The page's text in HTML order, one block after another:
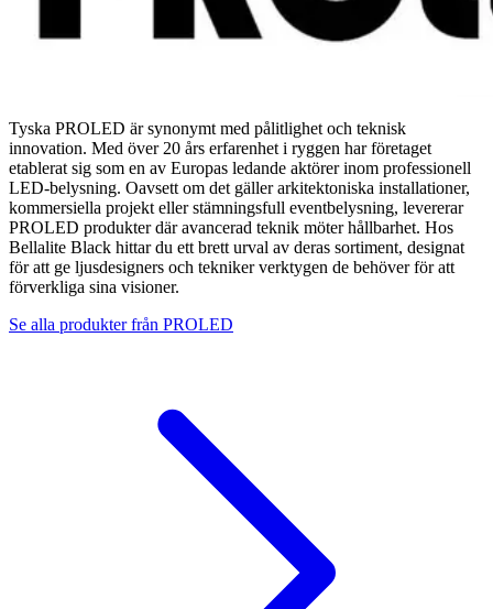
Tyska PROLED är synonymt med pålitlighet och teknisk
innovation. Med över 20 års erfarenhet i ryggen har företaget
etablerat sig som en av Europas ledande aktörer inom professionell
LED-belysning. Oavsett om det gäller arkitektoniska installationer,
kommersiella projekt eller stämningsfull eventbelysning, levererar
PROLED produkter där avancerad teknik möter hållbarhet. Hos
Bellalite Black hittar du ett brett urval av deras sortiment, designat
för att ge ljusdesigners och tekniker verktygen de behöver för att
förverkliga sina visioner.
Se alla produkter från PROLED